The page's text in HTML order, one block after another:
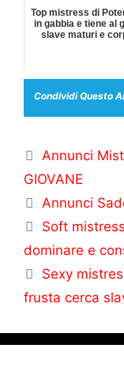
Top mistress di
in gabbia e tiene al
slave maturi e
Condividi Questo
Categorie
Annunci
GIOVANE
Tag
Annunci
Soft
dominare e
Sexy
frusta cerca